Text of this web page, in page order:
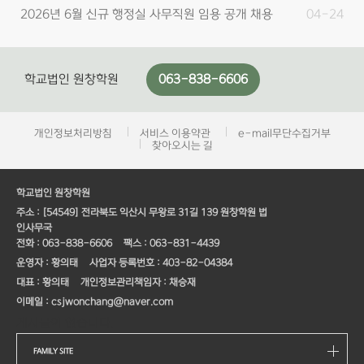
2026년 6월 신규 행정실 사무직원 임용 공개 채용
04-24
2026년 6월 학교법인 원창학원 원광보건고 행정실
사무직원 채…
행정실 사무직원 신규임용 공개채용 최종 합격자 발
02-05
차 합격자 …
2026년 3월 신규 행정실 사무직원 임용 공개 채용
서류접수 …
학교법인 원창학원 원광중 행정실 사무직원 채용 공
고
학교법인 원창학원 063-838-6606
개인정보처리방침 서비스 이용약관
e-mail무단수집거부
찾아오시는 길
학교법인 원창학원
주소 : [54549] 전라북도 익산시 무왕로 31길 139 원창학원 법
인사무국
전화 : 063-838-6606 팩스 : 063-831-4439
운영자 : 황의태 사업자 등록번호 : 403-82-04384
대표 : 황의태 개인정보관리책임자 : 채승재
이메일 : csjwonchang@naver.com
FAMILY SITE